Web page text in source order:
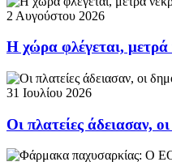
2 Αυγούστου 2026
Η χώρα φλέγεται,
31 Ιουλίου 2026
Οι πλατείες άδειασαν,